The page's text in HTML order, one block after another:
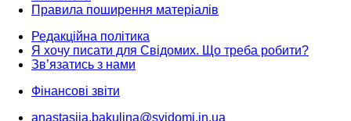
Правила поширення матеріалів
Редакційна політика
Я хочу писати для Свідомих. Що треба робити?
Зв’язатись з нами
Фінансові звіти
anastasiia.bakulina@svidomi.in.ua